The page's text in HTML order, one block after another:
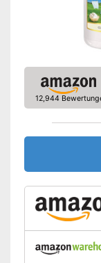
12,944